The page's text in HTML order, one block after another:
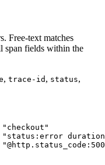
Free-text matches
span fields within the
, trace-id , status,
" checkout "
" status:error
"@http.status_code:500